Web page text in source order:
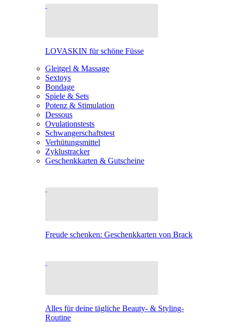
LOVASKIN für schöne Füsse
Gleitgel & Massage
Sextoys
Bondage
Spiele & Sets
Potenz & Stimulation
Dessous
Ovulationstests
Schwangerschaftstest
Verhütungsmittel
Zyklustracker
Geschenkkarten & Gutscheine
Freude schenken: Geschenkkarten von Brack
Alles für deine tägliche Beauty- & Styling-
Routine